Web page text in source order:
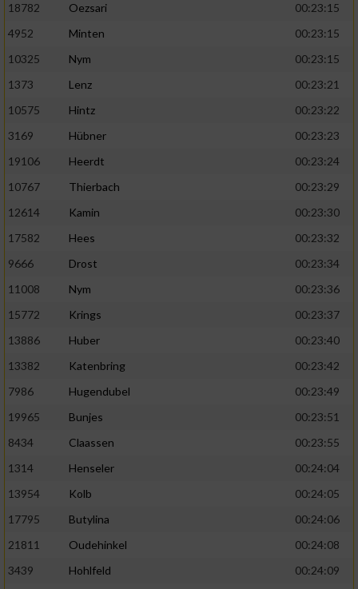
18782
Oezsari
00:23:15
4952
Minten
00:23:15
10325
Nym
00:23:15
1373
Lenz
00:23:21
10575
Hintz
00:23:22
3169
Hübner
00:23:23
19106
Heerdt
00:23:24
10767
Thierbach
00:23:29
12614
Kamin
00:23:30
17582
Hees
00:23:32
9666
Drost
00:23:34
11008
Nym
00:23:36
15772
Krings
00:23:37
13886
Huber
00:23:40
13382
Katenbring
00:23:42
7986
Hugendubel
00:23:49
19965
Bunjes
00:23:51
8434
Claassen
00:23:55
1314
Henseler
00:24:04
13954
Kolb
00:24:05
17795
Butylina
00:24:06
21811
Oudehinkel
00:24:08
3439
Hohlfeld 00:24:09